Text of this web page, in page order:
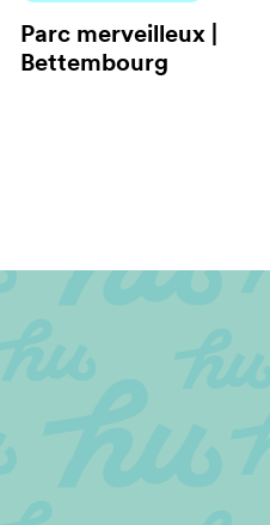
Parc merveilleux |
Bettembourg